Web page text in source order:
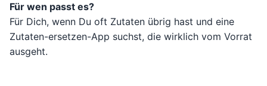
Für wen passt es?
Für Dich, wenn Du oft Zutaten übrig hast und eine
Zutaten-ersetzen-App suchst, die wirklich vom Vorrat
ausgeht.